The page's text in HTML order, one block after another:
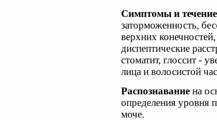
Симптомы и
заторможенность,
верхних
диспептические
стоматит, глоссит -
лица и волосистой
Распознавание на
определения уровня
моче.